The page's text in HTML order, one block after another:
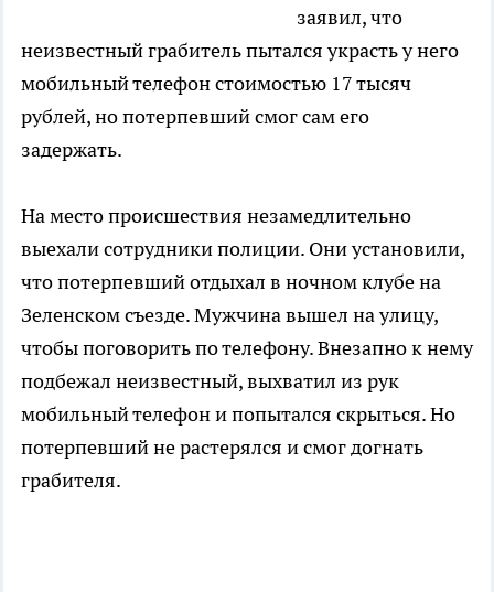
заявил, что
неизвестный грабитель пытался украсть у него
мобильный телефон стоимостью 17 тысяч
рублей, но потерпевший смог сам его
задержать.
На место происшествия незамедлительно
выехали сотрудники полиции. Они установили,
что потерпевший отдыхал в ночном клубе на
Зеленском съезде. Мужчина вышел на улицу,
чтобы поговорить по телефону. Внезапно к нему
подбежал неизвестный, выхватил из рук
мобильный телефон и попытался скрыться. Но
потерпевший не растерялся и смог догнать
грабителя.